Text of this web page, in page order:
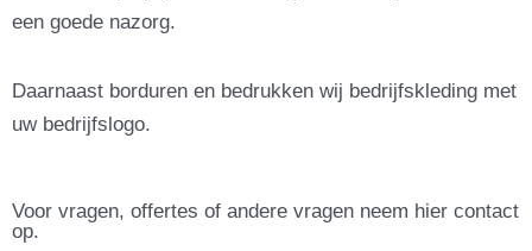
een goede nazorg.
Daarnaast borduren en bedrukken wij bedrijfskleding met
uw bedrijfslogo.
Voor vragen, offertes of andere vragen neem hier contact
op.